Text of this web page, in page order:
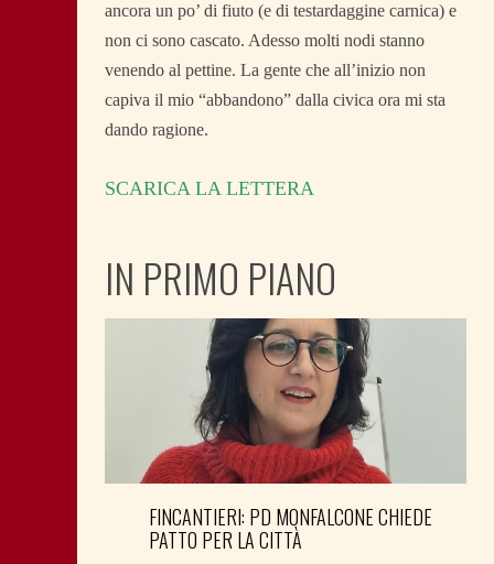
ancora un po’ di fiuto (e di testardaggine carnica) e
non ci sono cascato. Adesso molti nodi stanno
venendo al pettine. La gente che all’inizio non
capiva il mio “abbandono” dalla civica ora mi sta
dando ragione.
SCARICA LA LETTERA
IN PRIMO PIANO
FINCANTIERI: PD MONFALCONE CHIEDE
PATTO PER LA CITTÀ